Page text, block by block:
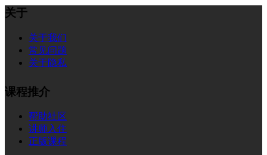
关于
关于我们
常见问题
关于隐私
课程推介
帮助社区
讲师入住
正版课程